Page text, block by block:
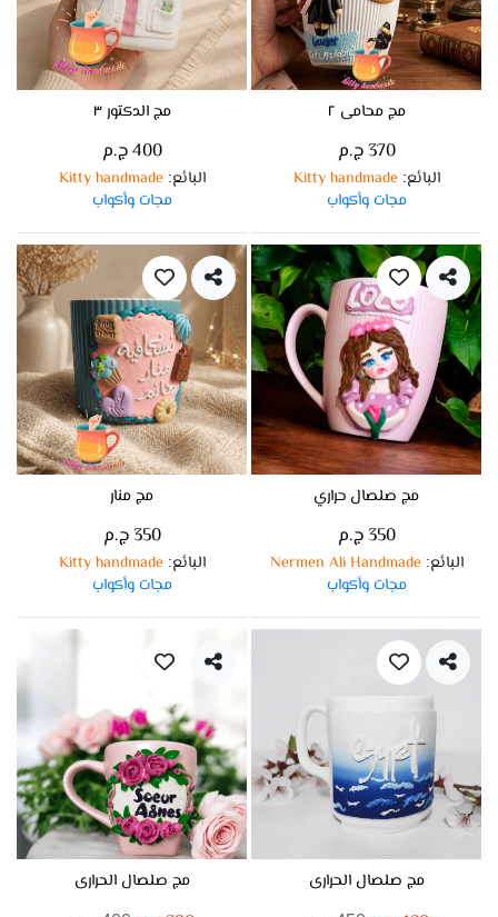
مج محامى ٢
370 ج.م
البائع:
Kitty handmade
مجات وأكواب
مج الدكتور ٣
400 ج.م
البائع:
Kitty handmade
مجات وأكواب
مج صلصال حراري
350 ج.م
البائع:
Nermen Ali Handmade
مجات وأكواب
مج منار
350 ج.م
البائع:
Kitty handmade
مجات وأكواب
مج صلصال الحرارى مج صلصال الحرارى